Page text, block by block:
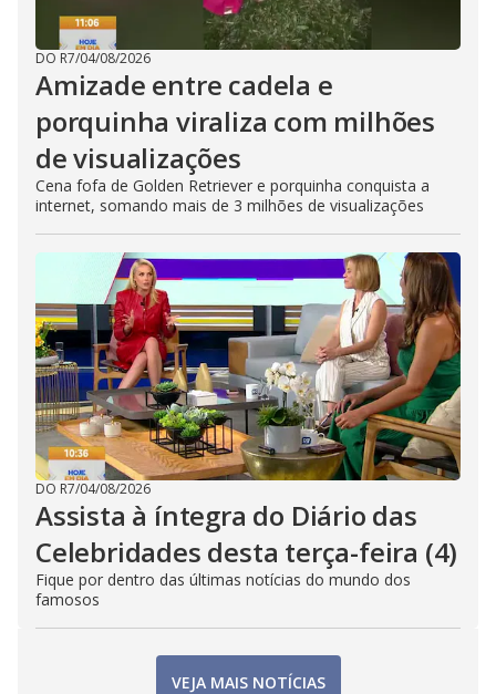
DO R7/04/08/2026
Amizade entre cadela e
porquinha viraliza com milhões
de visualizações
Cena fofa de Golden Retriever e porquinha conquista a
internet, somando mais de 3 milhões de visualizações
DO R7/04/08/2026
Assista à íntegra do Diário das
Celebridades desta terça-feira (4)
Fique por dentro das últimas notícias do mundo dos
famosos
VEJA MAIS NOTÍCIAS